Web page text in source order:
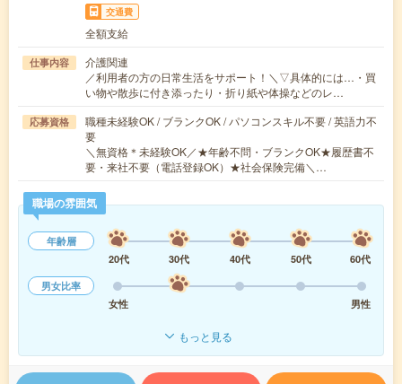
交通費
全額支給
仕事内容
介護関連
／利用者の方の日常生活をサポート！＼▽具体的には…・買
い物や散歩に付き添ったり・折り紙や体操などのレ…
応募資格
職種未経験OK / ブランクOK / パソコンスキル不要 / 英語力不
要
＼無資格＊未経験OK／★年齢不問・ブランクOK★履歴書不
要・来社不要（電話登録OK）★社会保険完備＼…
職場の雰囲気
年齢層
20代
30代 40代 50代
60代
男女比率
女性
男性
もっと見る